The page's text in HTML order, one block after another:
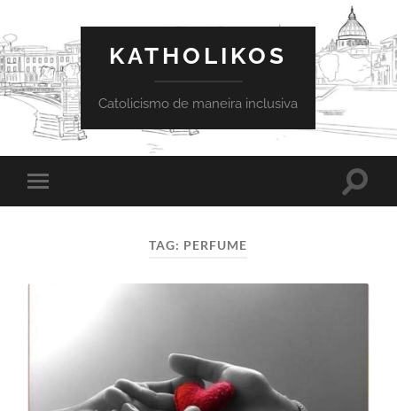
KATHOLIKOS
Catolicismo de maneira inclusiva
Toggle
mobile
Toggle
TAG: PERFUME